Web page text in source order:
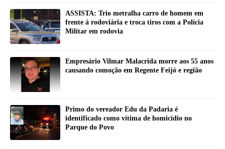
ASSISTA: Trio metralha carro de homem em
frente à rodoviária e troca tiros com a Polícia
Militar em rodovia
Empresário Vilmar Malacrida morre aos 55 anos
causando comoção em Regente Feijó e região
Primo do vereador Edu da Padaria é
identificado como vítima de homicídio no
Parque do Povo